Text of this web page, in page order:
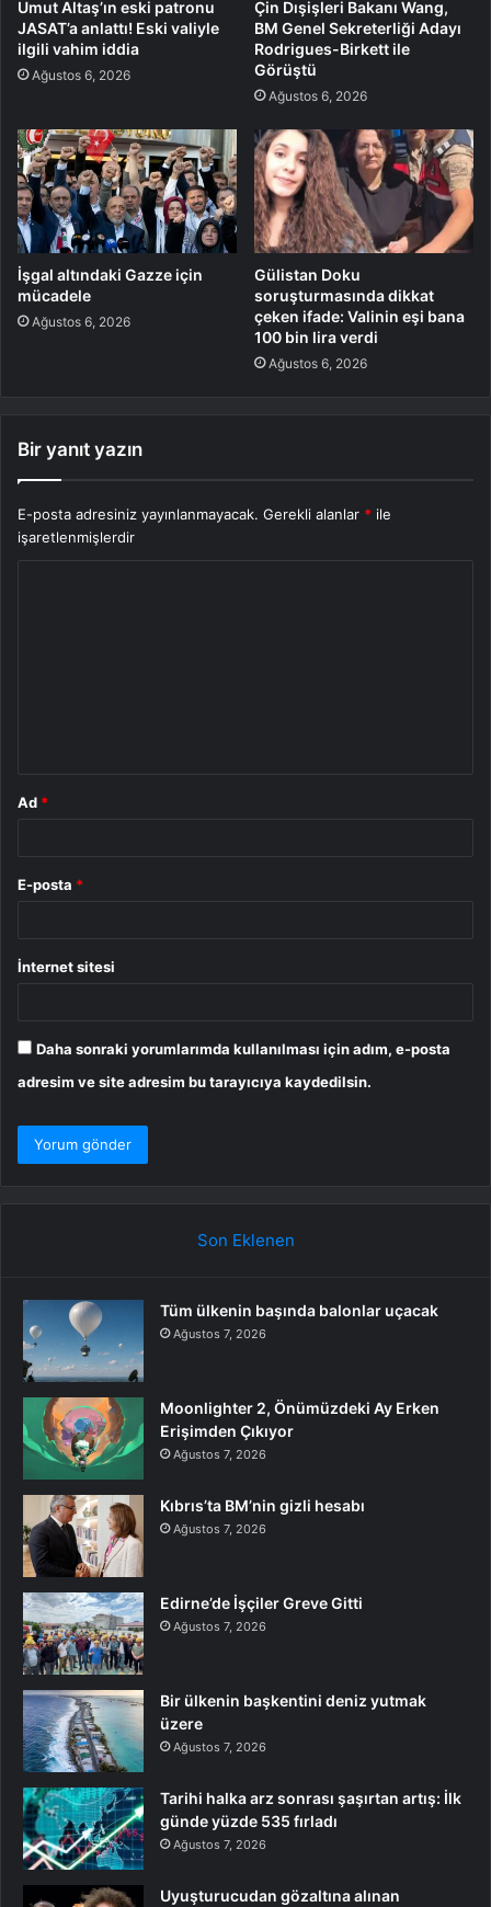
Umut Altaş’ın eski patronu
JASAT’a anlattı! Eski valiyle
ilgili vahim iddia
Ağustos 6, 2026
Çin Dışişleri Bakanı Wang,
BM Genel Sekreterliği Adayı
Rodrigues-Birkett ile
Görüştü
Ağustos 6, 2026
İşgal altındaki Gazze için
mücadele
Ağustos 6, 2026
Gülistan Doku
soruşturmasında dikkat
çeken ifade: Valinin eşi bana
100 bin lira verdi
Ağustos 6, 2026
Bir yanıt yazın
E-posta adresiniz yayınlanmayacak. Gerekli alanlar * ile
işaretlenmişlerdir
Ad *
E-posta *
İnternet sitesi
Daha sonraki yorumlarımda kullanılması için adım, e-posta
adresim ve site adresim bu tarayıcıya kaydedilsin.
Son Eklenen
Tüm ülkenin başında balonlar uçacak
Ağustos 7, 2026
Moonlighter 2, Önümüzdeki Ay Erken
Erişimden Çıkıyor
Ağustos 7, 2026
Kıbrıs’ta BM’nin gizli hesabı
Ağustos 7, 2026
Edirne’de İşçiler Greve Gitti
Ağustos 7, 2026
Bir ülkenin başkentini deniz yutmak
üzere
Ağustos 7, 2026
Tarihi halka arz sonrası şaşırtan artış: İlk
günde yüzde 535 fırladı
Ağustos 7, 2026
Uyuşturucudan gözaltına alınan